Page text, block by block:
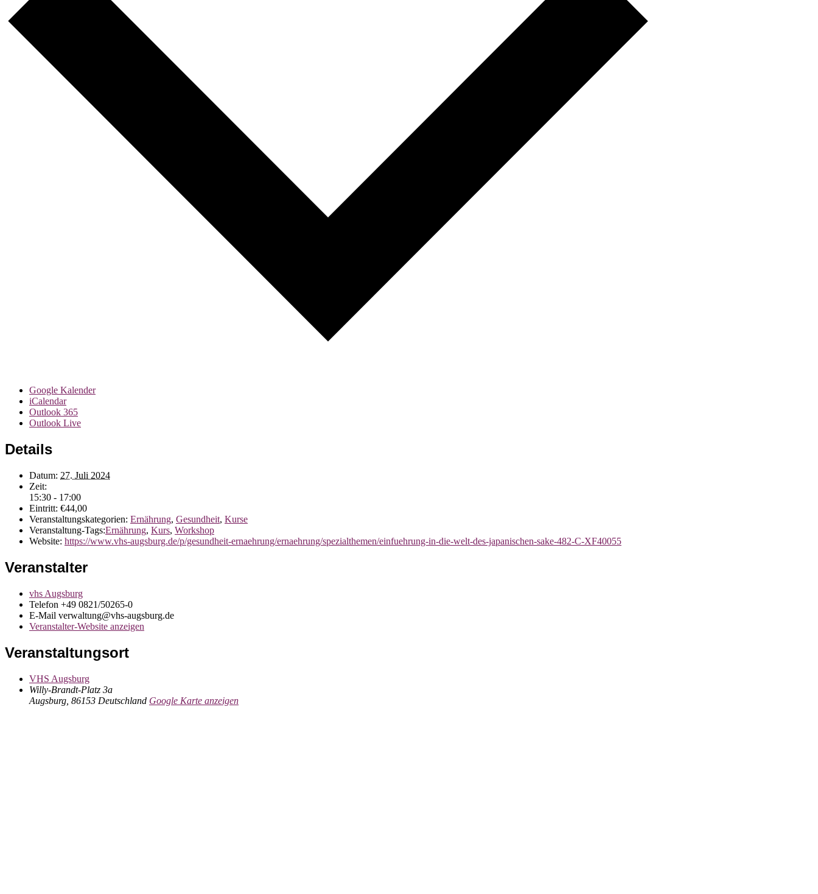
Google Kalender
iCalendar
Outlook 365
Outlook Live
Details
Datum: 27. Juli 2024
Zeit:
15:30 - 17:00
Eintritt: €44,00
Veranstaltungskategorien: Ernährung, Gesundheit, Kurse
Veranstaltung-Tags:Ernährung, Kurs, Workshop
Website: https://www.vhs-augsburg.de/p/gesundheit-ernaehrung/ernaehrung/spezialthemen/einfuehrung-in-die-welt-des-japanischen-sake-482-C-XF40055
Veranstalter
vhs Augsburg
Telefon +49 0821/50265-0
E-Mail verwaltung@vhs-augsburg.de
Veranstalter-Website anzeigen
Veranstaltungsort
VHS Augsburg
Willy-Brandt-Platz 3a
Augsburg 86153 Deutschland Google Karte anzeigen